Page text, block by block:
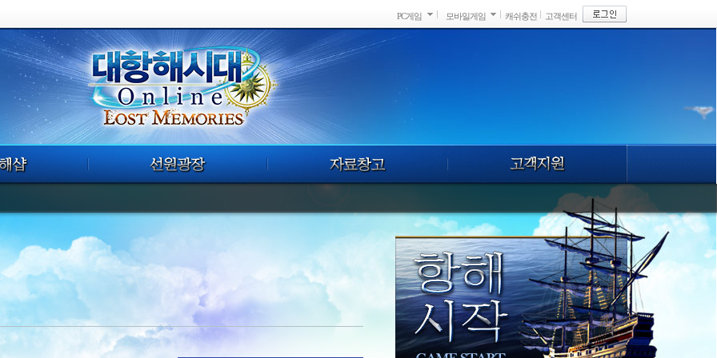
PC게임 모바일게임 캐쉬충전 고객센터